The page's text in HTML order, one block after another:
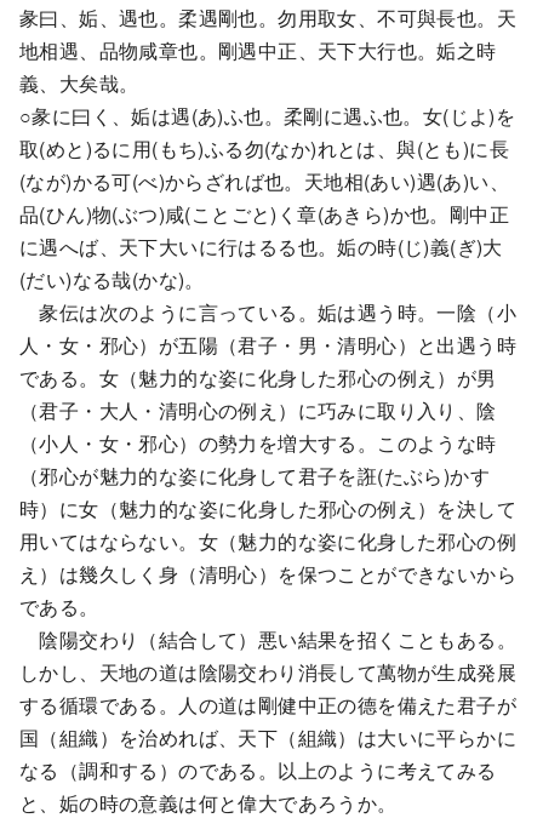
彖曰、姤、遇也。柔遇剛也。勿用取女、不可與長也。天
地相遇、品物咸章也。剛遇中正、天下大行也。姤之時
義、大矣哉。
○彖に曰く、姤は遇(あ)ふ也。柔剛に遇ふ也。女(じよ)を
取(めと)るに用(もち)ふる勿(なか)れとは、與(とも)に長
(なが)かる可(べ)からざれば也。天地相(あい)遇(あ)い、
品(ひん)物(ぶつ)咸(ことごと)く章(あきら)か也。剛中正
に遇へば、天下大いに行はるる也。姤の時(じ)義(ぎ)大
(だい)なる哉(かな)。
彖伝は次のように言っている。姤は遇う時。一陰（小
人・女・邪心）が五陽（君子・男・清明心）と出遇う時
である。女（魅力的な姿に化身した邪心の例え）が男
（君子・大人・清明心の例え）に巧みに取り入り、陰
（小人・女・邪心）の勢力を増大する。このような時
（邪心が魅力的な姿に化身して君子を誑(たぶら)かす
時）に女（魅力的な姿に化身した邪心の例え）を決して
用いてはならない。女（魅力的な姿に化身した邪心の例
え）は幾久しく身（清明心）を保つことができないから
である。
陰陽交わり（結合して）悪い結果を招くこともある。
しかし、天地の道は陰陽交わり消長して萬物が生成発展
する循環である。人の道は剛健中正の德を備えた君子が
国（組織）を治めれば、天下（組織）は大いに平らかに
なる（調和する）のである。以上のように考えてみる
と、姤の時の意義は何と偉大であろうか。